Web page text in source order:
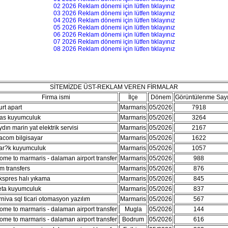
02 2026 Reklam dönemi için lütfen tıklayınız
03 2026 Reklam dönemi için lütfen tıklayınız
04 2026 Reklam dönemi için lütfen tıklayınız
05 2026 Reklam dönemi için lütfen tıklayınız
06 2026 Reklam dönemi için lütfen tıklayınız
07 2026 Reklam dönemi için lütfen tıklayınız
08 2026 Reklam dönemi için lütfen tıklayınız
SİTEMİZDE ÜST-REKLAM VEREN FİRMALAR
Firma ismi
İlçe Dönem
Görüntülenme
apart
Marmaris 05/2026 7918054
kuyumculuk
Marmaris 05/2026 3264030
marin yat elektrik servisi
Marmaris 05/2026 2167
bilgisayar
Marmaris 05/2026 1622
kuyumculuk
Marmaris 05/2026 1057
to marmaris - dalaman airport transfer Marmaris 05/2026 988
transfers
Marmaris 05/2026 876
halı yıkama
Marmaris 05/2026 845
kuyumculuk
Marmaris 05/2026 837
sql ticari otomasyon yazılım
Marmaris 05/2026 567
to marmaris - dalaman airport transfer
Mugla 05/2026 144
to marmaris - dalaman airport transfer
Bodrum 05/2026 616